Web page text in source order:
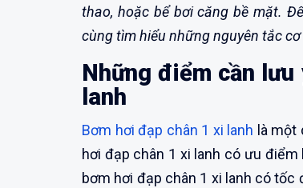
thao, hoặc bể bơi căng bề mặt.
cùng tìm hiểu những nguyên tắc cơ
Những điểm cần
lanh
Bơm hơi đạp chân 1 xi lanh là
hơi đạp chân 1 xi lanh có ưu điểm
bơm hơi đạp chân 1 xi lanh có